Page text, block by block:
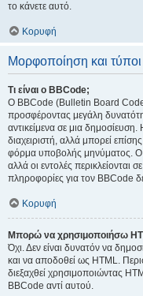
το κάνετε αυτό.
Κορυφή
Μορφοποίηση και
Τι είναι ο BBCode;
Ο BBCode (Bulletin Board Code)
προσφέροντας μεγάλη
αντικείμενα σε μια
διαχειριστή, αλλά μπορεί
φόρμα υποβολής μηνύματος. Ο
αλλά οι εντολές περικλείονται
πληροφορίες για τον BBCode
Κορυφή
Μπορώ να χρησιμοποιήσω
Όχι. Δεν είναι δυνατόν να
και να αποδοθεί ως HTML.
διεξαχθεί χρησιμοποιώντας
BBCode αντί αυτού.